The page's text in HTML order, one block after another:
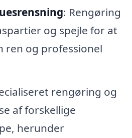
: Rengøring
og spejle for at
ren og professionel
rengøring og
af forskellige
herunder